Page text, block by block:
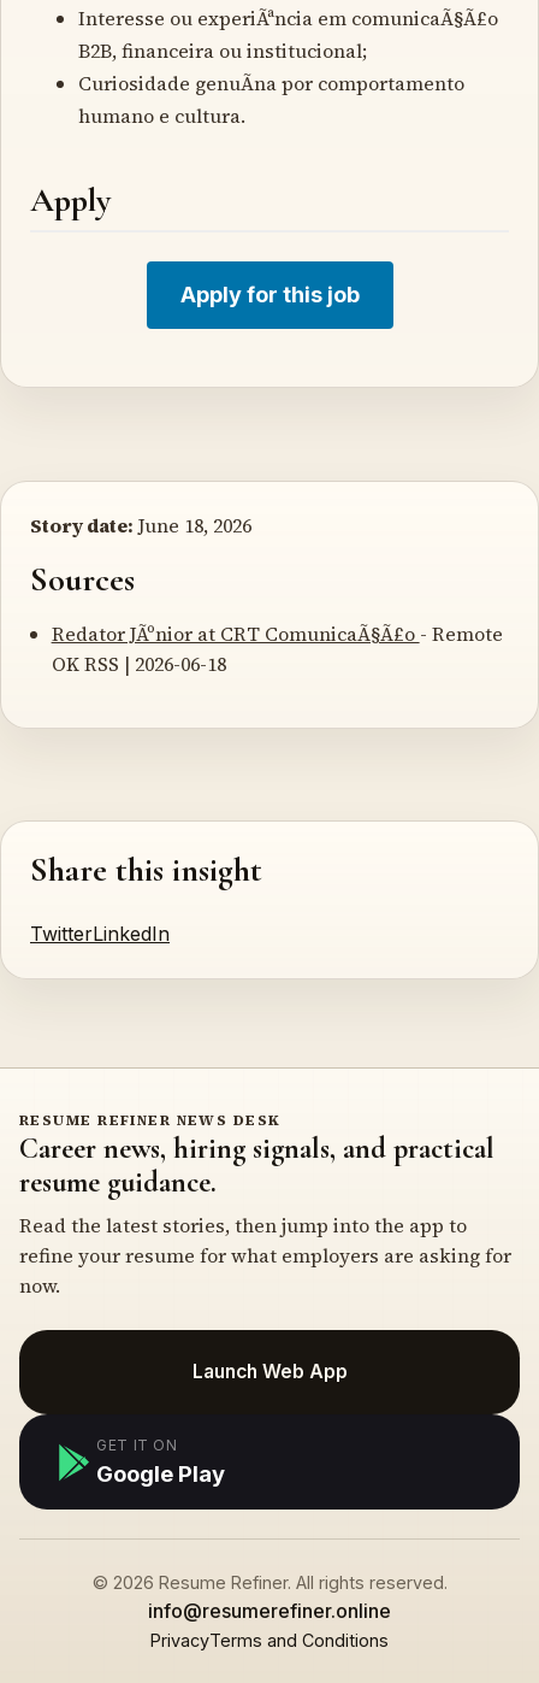
Interesse ou experiÃªncia em comunicaÃ§Ã£o
B2B, financeira ou institucional;
Curiosidade genuÃ­na por comportamento
humano e cultura.
Apply
Apply for this job
Story date: June 18, 2026
Sources
Redator JÃºnior at CRT ComunicaÃ§Ã£o - Remote
OK RSS | 2026-06-18
Share this insight
TwitterLinkedIn
RESUME REFINER NEWS DESK
Career news, hiring signals, and practical
resume guidance.
Read the latest stories, then jump into the app to
refine your resume for what employers are asking for
now.
Launch Web App
GET IT ON
Google Play
© 2026 Resume Refiner. All rights reserved.
info@resumerefiner.online
PrivacyTerms and Conditions